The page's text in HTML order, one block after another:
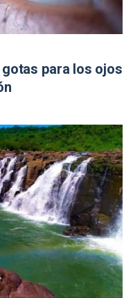
para los ojos